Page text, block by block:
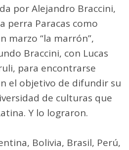
por Alejandro Braccini,
perra Paracas como
marzo “la marrón”,
Braccini, con Lucas
para encontrarse
el objetivo de difundir su
de culturas que
Y lo lograron.
Bolivia, Brasil, Perú,